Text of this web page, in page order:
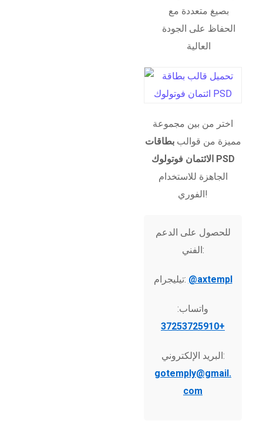
بصيغ متعددة مع
الحفاظ على الجودة
العالية
اختر من بين مجموعة
مميزة من قوالببطاقات
الائتمان فوتولوك PSD
الجاهزة للاستخدام
الفوري!
للحصول على الدعم
الفني:
تيليجرام: @axtempl
واتساب:
+37253725910
البريد الإلكتروني:
gotemply@gmail.
com